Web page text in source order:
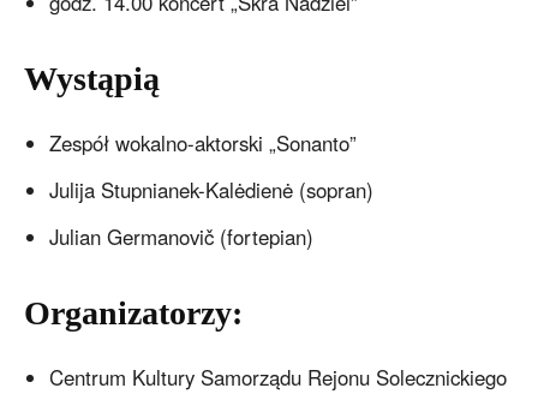
Wystąpią
Zespół wokalno-aktorski „Sonanto”
Julija Stupnianek-Kalėdienė (sopran)
Julian Germanovič (fortepian)
Organizatorzy:
Centrum Kultury Samorządu Rejonu Solecznickiego